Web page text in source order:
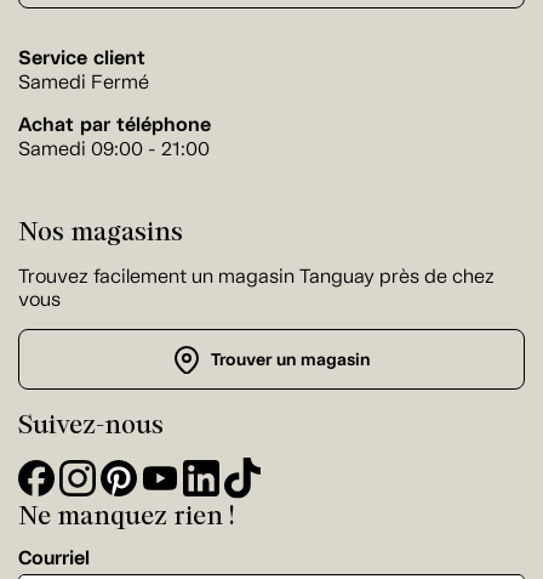
Service client
Samedi Fermé
Achat par téléphone
Samedi 09:00 - 21:00
Nos magasins
Trouvez facilement un magasin Tanguay près de chez
vous
Trouver un magasin
Suivez-nous
Ne manquez rien !
Courriel